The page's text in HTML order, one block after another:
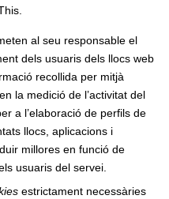
al seu responsable el
dels usuaris dels llocs web
recollida per mitjà
la medició de l’activitat del
a l’elaboració de perfils de
llocs, aplicacions i
millores en funció de
usuaris del servei.
estrictament necessàries